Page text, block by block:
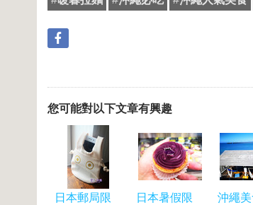
您可能對以下文章有興趣
日本郵局限 日本暑假限 沖繩